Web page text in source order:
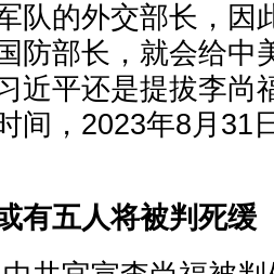
队的外交部长，因
防部长，就会给中
近平还是提拔李尚
间，2023年8月31
有五人将被判死缓